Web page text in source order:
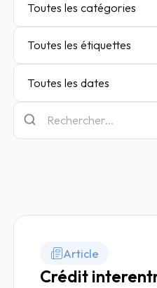
Toutes les catégories
Toutes les étiquettes
Toutes les dates
Article
Crédit